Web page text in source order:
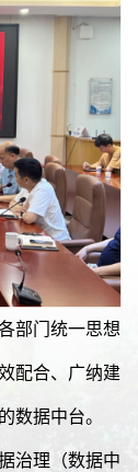
部门统一思想
配合、广纳建
数据中台。
治理（数据中